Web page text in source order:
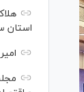
استان